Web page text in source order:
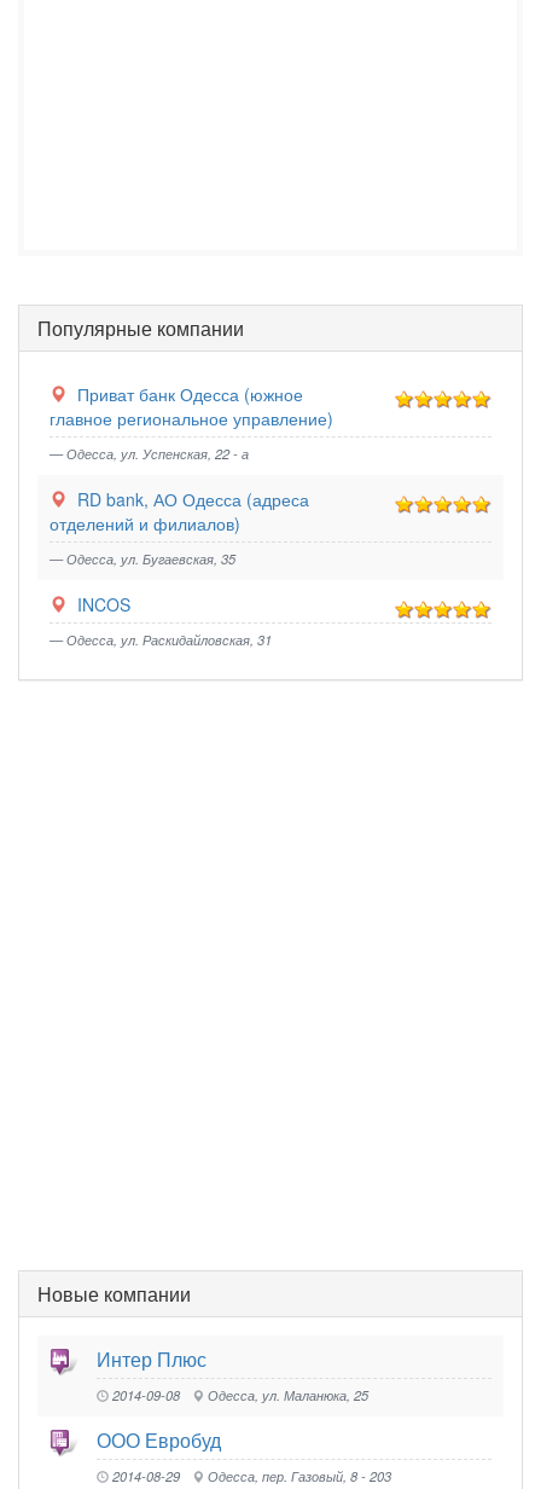
Популярные компании
Приват банк Одесса (южное
главное региональное управление)
— Одесса, ул. Успенская, 22 - а
RD bank, АО Одесса (адреса
отделений и филиалов)
— Одесса, ул. Бугаевская, 35
INCOS
— Одесса, ул. Раскидайловская, 31
Новые компании
Интер Плюс
2014-09-08 Одесса, ул. Маланюка, 25
ООО Евробуд
2014-08-29 Одесса, пер. Газовый, 8 - 203